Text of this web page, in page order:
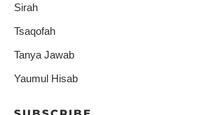
Sirah
Tsaqofah
Tanya Jawab
Yaumul Hisab